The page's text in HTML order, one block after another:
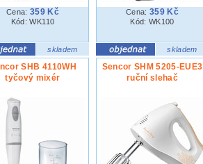
Cena: 359 Kč
Kód: WK110
skladem
Cena: 359 Kč
Kód: WK100
skladem
SHB 4110WH
tyčový mixér
Sencor SHM 5205-EUE3
ruční slehač